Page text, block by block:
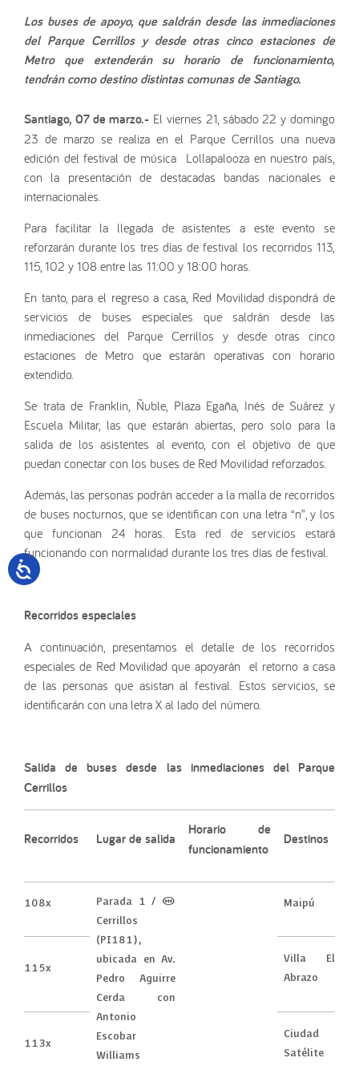
Los buses de apoyo, que saldrán desde las inmediaciones
del Parque Cerrillos y desde otras cinco estaciones de
Metro que extenderán su horario de funcionamiento,
tendrán como destino distintas comunas de Santiago.
Santiago, 07 de marzo.- El viernes 21, sábado 22 y domingo
23 de marzo se realiza en el Parque Cerrillos una nueva
edición del festival de música Lollapalooza en nuestro país,
con la presentación de destacadas bandas nacionales e
internacionales.
Para facilitar la llegada de asistentes a este evento se
reforzarán durante los tres días de festival los recorridos 113,
115, 102 y 108 entre las 11:00 y 18:00 horas.
En tanto, para el regreso a casa, Red Movilidad dispondrá de
servicios de buses especiales que saldrán desde las
inmediaciones del Parque Cerrillos y desde otras cinco
estaciones de Metro que estarán operativas con horario
extendido.
Se trata de Franklin, Ñuble, Plaza Egaña, Inés de Suárez y
Escuela Militar, las que estarán abiertas, pero solo para la
salida de los asistentes al evento, con el objetivo de que
puedan conectar con los buses de Red Movilidad reforzados.
Además, las personas podrán acceder a la malla de recorridos
de buses nocturnos, que se identifican con una letra “n”, y los
que funcionan 24 horas. Esta red de servicios estará
funcionando con normalidad durante los tres días de festival.
Recorridos especiales
A continuación, presentamos el detalle de los recorridos
especiales de Red Movilidad que apoyarán el retorno a casa
de las personas que asistan al festival. Estos servicios, se
identificarán con una letra X al lado del número.
Salida de buses desde las inmediaciones del Parque
Cerrillos
Recorridos Lugar de salida
Horario de
funcionamiento
Destinos
108x
Parada 1 / (M)
Cerrillos
(PI181),
ubicada en Av.
Pedro Aguirre
Cerda con
Antonio
Escobar
Williams
Maipú
115x
Villa El
Abrazo
113x
Ciudad
Satélite